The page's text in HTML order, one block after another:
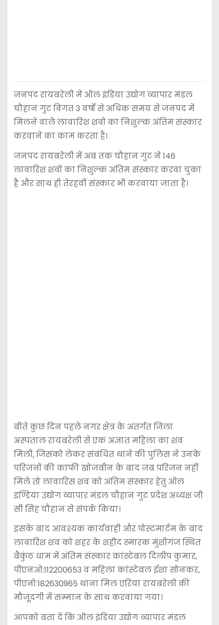
जनपद रायबरेली में ऑल इंडिया उद्योग व्यापार मंडल
चौहान गुट विगत 3 वर्षों से अधिक समय से जनपद में
मिलने वाले लावारिश शवों का निशुल्क अंतिम संस्कार
करवाने का काम करता है।
जनपद रायबरेली में अब तक चौहान गुट ने 146
लावारिश शवों का निशुल्क अंतिम संस्कार करवा चुका
है और साथ ही तेरहवीं संस्कार भी करवाया जाता है।
बीते कुछ दिन पहले नगर क्षेत्र के अंतर्गत जिला
अस्पताल रायबरेली से एक अज्ञात महिला का शव
मिली, जिसको लेकर संबंधित थाने की पुलिस ने उनके
परिजनों की काफी खोजबीन के बाद जब परिजन नहीं
मिले तो लावारिस शव को अंतिम संस्कार हेतु ऑल
इण्डिया उद्योग व्यापार मंडल चौहान गुट प्रदेश अध्यक्ष जी
सी सिंह चौहान से संपर्क किया।
इसके बाद आवश्यक कार्यवाही और पोस्टमार्टम के बाद
लावारिश शव को शहर के शहीद स्मारक मुंशीगंज स्थित
बैकुंठ धाम में अंतिम संस्कार कांस्टेबल दिलीप कुमार,
पीएनओ:112200653 व महिला कांस्टेबल ईशा सोनकर,
पीएनो:182630965 थाना मिल एरिया रायबरेली की
मौजूदगी में सम्मान के साथ करवाया गया।
आपको बता दें कि ऑल इंडिया उद्योग व्यापार मंडल